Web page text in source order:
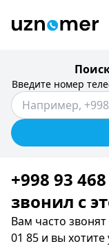
Введите номер
+998 93
звонил c
Вам часто
01 85 и вы хотите